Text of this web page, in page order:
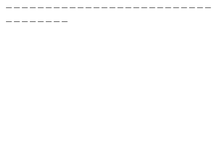
－－－－－－－－－－－－－－－－－－－－－－－－－－
－－－－－－－－